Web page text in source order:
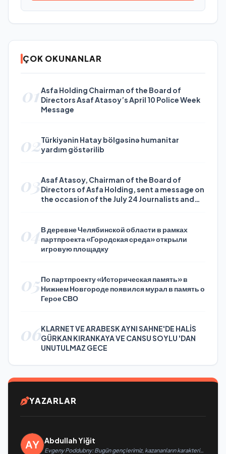
ÇOK OKUNANLAR
01Asfa Holding Chairman of the Board of
Directors Asaf Atasoy’s April 10 Police Week
Message
02Türkiyənin Hatay bölgəsinə humanitar
yardım göstərilib
03Asaf Atasoy, Chairman of the Board of
Directors of Asfa Holding, sent a message on
the occasion of the July 24 Journalists and
04В деревне Челябинской области в рамках
партпроекта «Городская среда» открыли
игровую площадку
05По партпроекту «Историческая память» в
Нижнем Новгороде появился мурал в память о
Герое СВО
06KLARNET VE ARABESK AYNI SAHNE'DE HALİS
GÜRKAN KIRANKAYA VE CANSU SOYLU 'DAN
UNUTULMAZ GECE
YAZARLAR
Abdullah Yiğit
Evgeny Poddubny: Bugün gençlerimiz, kazananların karakterini